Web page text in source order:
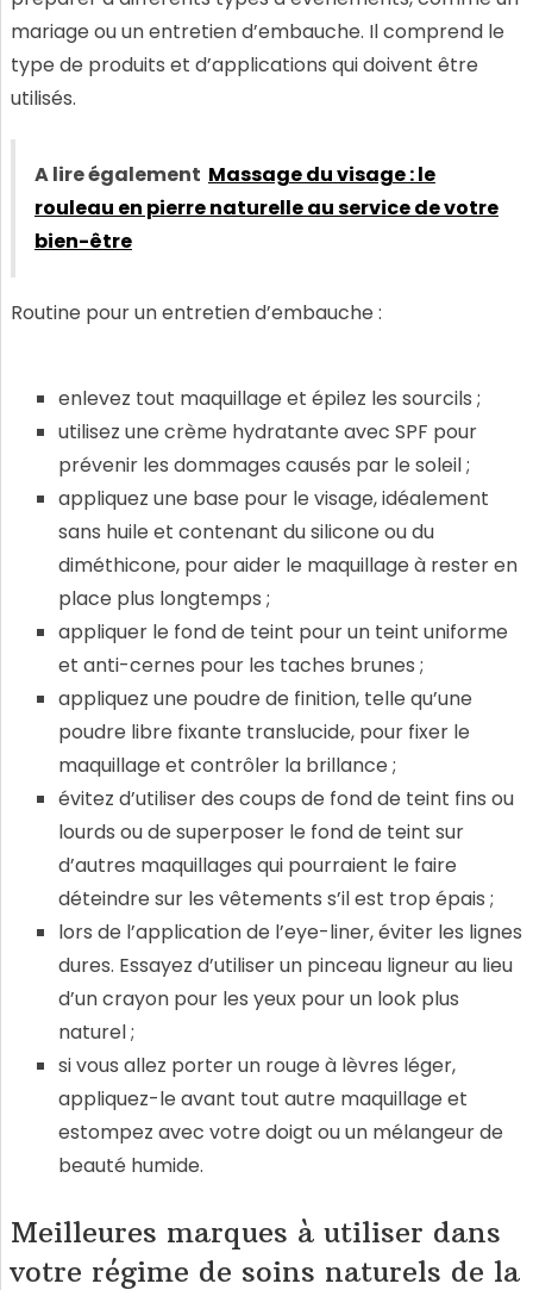
mariage ou un entretien d’embauche. Il comprend le
type de produits et d’applications qui doivent être
utilisés.
A lire également Massage du visage : le
rouleau en pierre naturelle au service de votre
bien-être
Routine pour un entretien d’embauche :
enlevez tout maquillage et épilez les sourcils ;
utilisez une crème hydratante avec SPF pour
prévenir les dommages causés par le soleil ;
appliquez une base pour le visage, idéalement
sans huile et contenant du silicone ou du
diméthicone, pour aider le maquillage à rester en
place plus longtemps ;
appliquer le fond de teint pour un teint uniforme
et anti-cernes pour les taches brunes ;
appliquez une poudre de finition, telle qu’une
poudre libre fixante translucide, pour fixer le
maquillage et contrôler la brillance ;
évitez d’utiliser des coups de fond de teint fins ou
lourds ou de superposer le fond de teint sur
d’autres maquillages qui pourraient le faire
déteindre sur les vêtements s’il est trop épais ;
lors de l’application de l’eye-liner, éviter les lignes
dures. Essayez d’utiliser un pinceau ligneur au lieu
d’un crayon pour les yeux pour un look plus
naturel ;
si vous allez porter un rouge à lèvres léger,
appliquez-le avant tout autre maquillage et
estompez avec votre doigt ou un mélangeur de
beauté humide.
Meilleures marques à utiliser dans
votre régime de soins naturels de la